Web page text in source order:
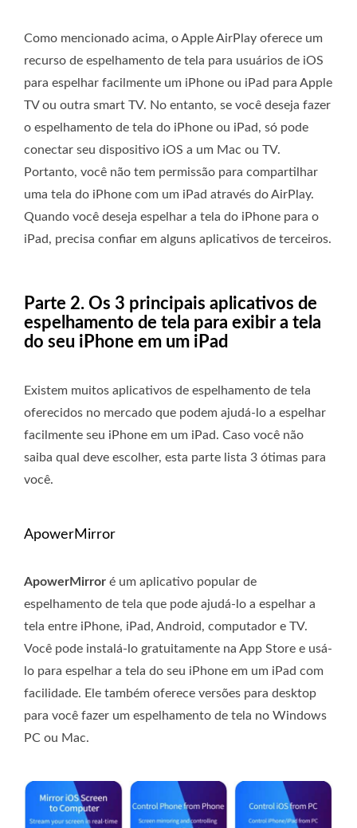
Como mencionado acima, o Apple AirPlay oferece um
recurso de espelhamento de tela para usuários de iOS
para espelhar facilmente um iPhone ou iPad para Apple
TV ou outra smart TV. No entanto, se você deseja fazer
o espelhamento de tela do iPhone ou iPad, só pode
conectar seu dispositivo iOS a um Mac ou TV.
Portanto, você não tem permissão para compartilhar
uma tela do iPhone com um iPad através do AirPlay.
Quando você deseja espelhar a tela do iPhone para o
iPad, precisa confiar em alguns aplicativos de terceiros.
Parte 2. Os 3 principais aplicativos de
espelhamento de tela para exibir a tela
do seu iPhone em um iPad
Existem muitos aplicativos de espelhamento de tela
oferecidos no mercado que podem ajudá-lo a espelhar
facilmente seu iPhone em um iPad. Caso você não
saiba qual deve escolher, esta parte lista 3 ótimas para
você.
ApowerMirror
ApowerMirror é um aplicativo popular de
espelhamento de tela que pode ajudá-lo a espelhar a
tela entre iPhone, iPad, Android, computador e TV.
Você pode instalá-lo gratuitamente na App Store e usá-
lo para espelhar a tela do seu iPhone em um iPad com
facilidade. Ele também oferece versões para desktop
para você fazer um espelhamento de tela no Windows
PC ou Mac.